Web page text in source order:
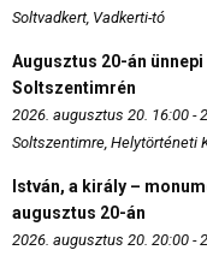
Soltvadkert, Vadkerti-tó
Augusztus 20-án
Soltszentimrén
2026. augusztus 20. 16:00 -
Soltszentimre, Helytörténeti
István, a király –
augusztus 20-án
2026. augusztus 20. 20:00 -